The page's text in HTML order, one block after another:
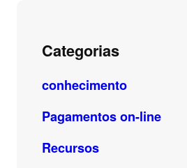
Categorias
conhecimento
Pagamentos on-line
Recursos